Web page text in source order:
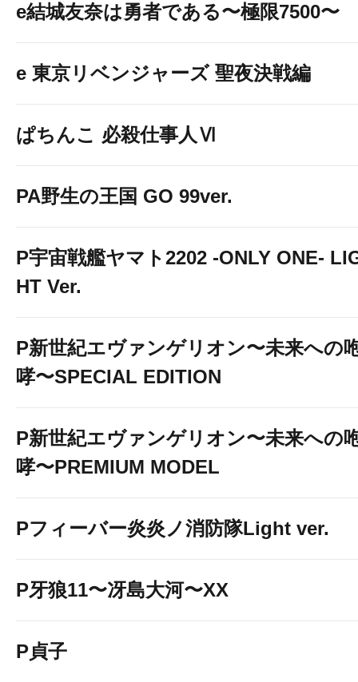
e結城友奈は勇者である〜極限7500〜
e 東京リベンジャーズ 聖夜決戦編
ぱちんこ 必殺仕事人Ⅵ
PA野生の王国 GO 99ver.
P宇宙戦艦ヤマト2202 -ONLY ONE-
HT Ver.
P新世紀エヴァンゲリオン〜未来への
哮〜SPECIAL EDITION
P新世紀エヴァンゲリオン〜未来への
哮〜PREMIUM MODEL
Pフィーバー炎炎ノ消防隊Light ver.
P牙狼11〜冴島大河〜XX
P貞子